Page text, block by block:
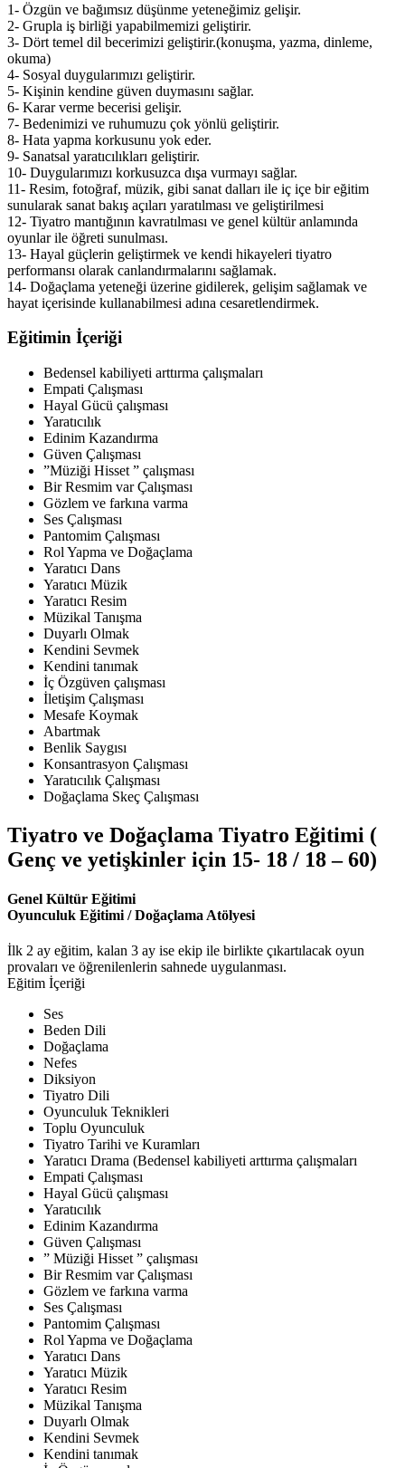
1- Özgün ve bağımsız düşünme yeteneğimiz gelişir.
2- Grupla iş birliği yapabilmemizi geliştirir.
3- Dört temel dil becerimizi geliştirir.(konuşma, yazma, dinleme,
okuma)
4- Sosyal duygularımızı geliştirir.
5- Kişinin kendine güven duymasını sağlar.
6- Karar verme becerisi gelişir.
7- Bedenimizi ve ruhumuzu çok yönlü geliştirir.
8- Hata yapma korkusunu yok eder.
9- Sanatsal yaratıcılıkları geliştirir.
10- Duygularımızı korkusuzca dışa vurmayı sağlar.
11- Resim, fotoğraf, müzik, gibi sanat dalları ile iç içe bir eğitim
sunularak sanat bakış açıları yaratılması ve geliştirilmesi
12- Tiyatro mantığının kavratılması ve genel kültür anlamında
oyunlar ile öğreti sunulması.
13- Hayal güçlerin geliştirmek ve kendi hikayeleri tiyatro
performansı olarak canlandırmalarını sağlamak.
14- Doğaçlama yeteneği üzerine gidilerek, gelişim sağlamak ve
hayat içerisinde kullanabilmesi adına cesaretlendirmek.
Eğitimin İçeriği
Bedensel kabiliyeti arttırma çalışmaları
Empati Çalışması
Hayal Gücü çalışması
Yaratıcılık
Edinim Kazandırma
Güven Çalışması
”Müziği Hisset ” çalışması
Bir Resmim var Çalışması
Gözlem ve farkına varma
Ses Çalışması
Pantomim Çalışması
Rol Yapma ve Doğaçlama
Yaratıcı Dans
Yaratıcı Müzik
Yaratıcı Resim
Müzikal Tanışma
Duyarlı Olmak
Kendini Sevmek
Kendini tanımak
İç Özgüven çalışması
İletişim Çalışması
Mesafe Koymak
Abartmak
Benlik Saygısı
Konsantrasyon Çalışması
Yaratıcılık Çalışması
Doğaçlama Skeç Çalışması
Tiyatro ve Doğaçlama Tiyatro Eğitimi (
Genç ve yetişkinler için 15- 18 / 18 – 60)
Genel Kültür Eğitimi
Oyunculuk Eğitimi / Doğaçlama Atölyesi
İlk 2 ay eğitim, kalan 3 ay ise ekip ile birlikte çıkartılacak oyun
provaları ve öğrenilenlerin sahnede uygulanması.
Eğitim İçeriği
Ses
Beden Dili
Doğaçlama
Nefes
Diksiyon
Tiyatro Dili
Oyunculuk Teknikleri
Toplu Oyunculuk
Tiyatro Tarihi ve Kuramları
Yaratıcı Drama (Bedensel kabiliyeti arttırma çalışmaları
Empati Çalışması
Hayal Gücü çalışması
Yaratıcılık
Edinim Kazandırma
Güven Çalışması
” Müziği Hisset ” çalışması
Bir Resmim var Çalışması
Gözlem ve farkına varma
Ses Çalışması
Pantomim Çalışması
Rol Yapma ve Doğaçlama
Yaratıcı Dans
Yaratıcı Müzik
Yaratıcı Resim
Müzikal Tanışma
Duyarlı Olmak
Kendini Sevmek
Kendini tanımak